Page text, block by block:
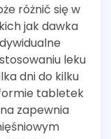
różnić się w
jak dawka
leku
dni do kilku
tabletek
zapewnia